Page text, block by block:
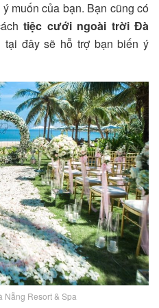
muốn của bạn. Bạn cũng có
tiệc cưới ngoài trời Đà
tại đây sẽ hỗ trợ bạn biến ý
Nẵng Resort & Spa